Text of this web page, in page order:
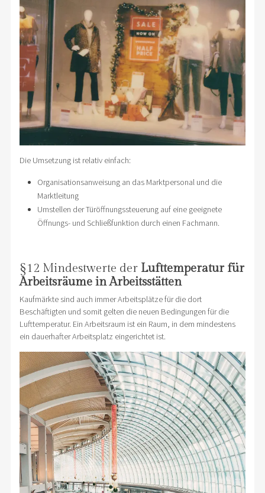
Die Umsetzung ist relativ einfach:
Organisationsanweisung an das Marktpersonal und die
Marktleitung
Umstellen der Türöffnungssteuerung auf eine geeignete
Öffnungs- und Schließfunktion durch einen Fachmann.
§12 Mindestwerte der Lufttemperatur für
Arbeitsräume in Arbeitsstätten
Kaufmärkte sind auch immer Arbeitsplätze für die dort
Beschäftigten und somit gelten die neuen Bedingungen für die
Lufttemperatur. Ein Arbeitsraum ist ein Raum, in dem mindestens
ein dauerhafter Arbeitsplatz eingerichtet ist.